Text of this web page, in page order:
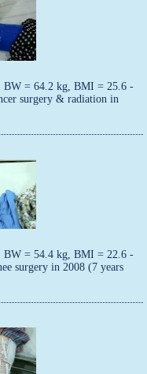
BW = 64.2 kg, BMI = 25.6 -
surgery & radiation in
BW = 54.4 kg, BMI = 22.6 -
surgery in 2008 (7 years